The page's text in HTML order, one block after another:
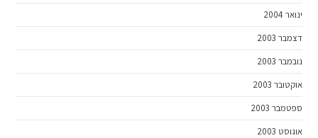
ינואר 2004
דצמבר 2003
נובמבר 2003
אוקטובר 2003
ספטמבר 2003
אוגוסט 2003